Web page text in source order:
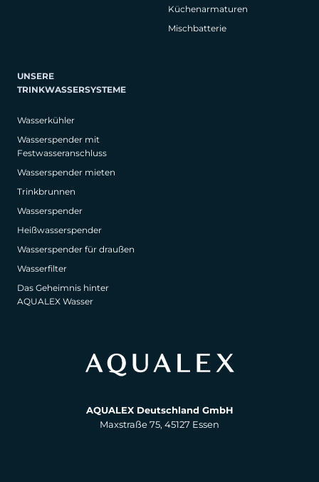
Küchenarmaturen
Mischbatterie
UNSERE
TRINKWASSERSYSTEME
Wasserkühler
Wasserspender mit
Festwasseranschluss
Wasserspender mieten
Trinkbrunnen
Wasserspender
Heißwasserspender
Wasserspender für draußen
Wasserfilter
Das Geheimnis hinter
AQUALEX Wasser
AQUALEX Deutschland GmbH
Maxstraße 75, 45127 Essen